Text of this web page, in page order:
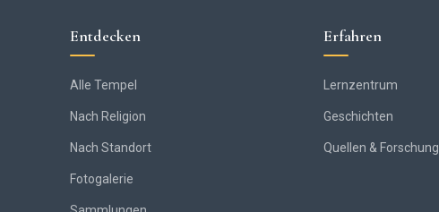
Entdecken
Alle Tempel
Nach Religion
Nach Standort
Fotogalerie
Erfahren
Lernzentrum
Geschichten
Quellen & Forschung